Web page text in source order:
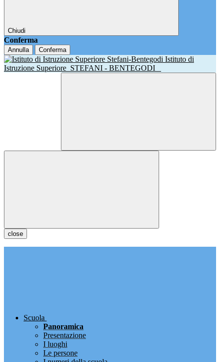
Chiudi
Conferma
Annulla Conferma
Istituto di
Istruzione Superiore STEFANI - BENTEGODI
close
Scuola
Panoramica
Presentazione
I luoghi
Le persone